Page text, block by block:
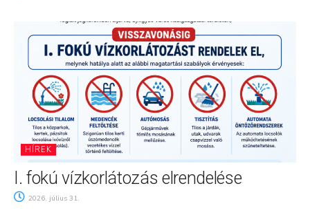
HÍREK
I. fokú vízkorlátozás elrendelése
2026. július 31.